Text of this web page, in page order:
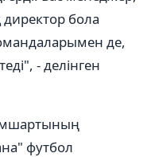
бола
де,
- делінген
футбол